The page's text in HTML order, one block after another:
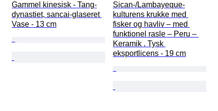
Gammel kinesisk - Tang-
dynastiet, sancai-glaseret
Vase - 13 cm
Sican-/Lambayeque-
kulturens krukke med
fisker og havliv – med
funktionel rasle – Peru –
Keramik . Tysk
eksportlicens - 19 cm